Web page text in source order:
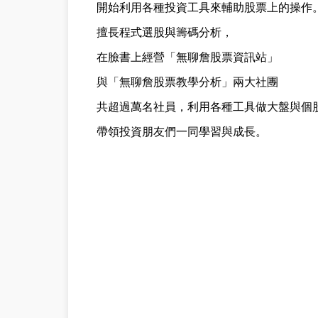
開始利用各種投資工具來輔助股票上的操作。
擅長程式選股與籌碼分析，
在臉書上經營「無聊詹股票資訊站」
與「無聊詹股票教學分析」兩大社團
共超過萬名社員， 利用各種工具做大盤與個
帶領投資朋友們一同學習與成長。